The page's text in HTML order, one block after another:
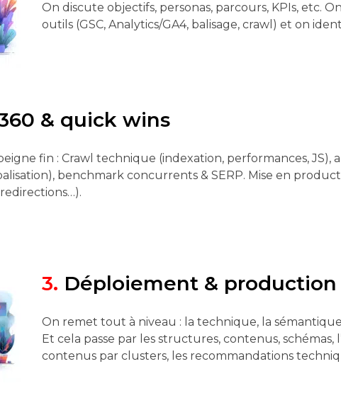
On discute objectifs, personas, parcours, KPIs, etc.
outils (GSC, Analytics/GA4, balisage, crawl) et on
& quick wins
fin : Crawl technique (indexation, performances, JS),
benchmark concurrents & SERP. Mise en
3. Déploiement & production
On remet tout à niveau : la technique, la
Et cela passe par les structures, contenus,
contenus par clusters, les recommandations